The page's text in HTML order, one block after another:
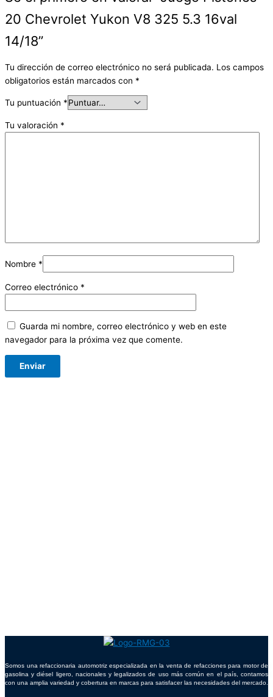
20 Chevrolet Yukon V8 325 5.3 16val
14/18”
Tu dirección de correo electrónico no será publicada. Los campos
obligatorios están marcados con *
Tu puntuación *
Tu valoración *
Nombre *
Correo electrónico *
Guarda mi nombre, correo electrónico y web en este
navegador para la próxima vez que comente.
Somos una refaccionaria automotriz especializada en la venta de refacciones para motor de
gasolina y diésel ligero, nacionales y legalizados de uso más común en el país, contamos
con una amplia variedad y cobertura en marcas para satisfacer las necesidades del mercado.